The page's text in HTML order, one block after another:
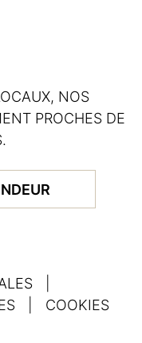
NOS
PROCHES DE
COOKIES